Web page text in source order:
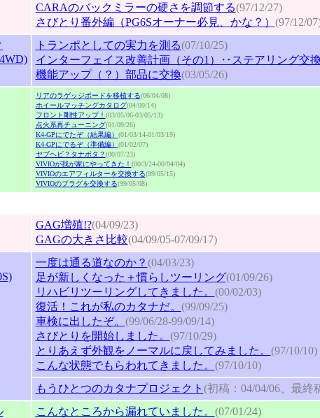
CARAのバックミラーの硬さを調節する(97/12/27)
さびとり番外編（PG6Sオーナー必見、かな？） (97/12/
トランポとしての実力を測る(07/10/25)
インターフェイス改善計画（その1）‥ステアリング交
機能アップ（？）部品に交換(03/05/26)
リアのラゲッジボードを移植する(06/04/08)
ホイールマッチングカタログ(04/09/14)
フロント剛性アップ！ (03/05/06-03/05/13)
点火系再チューニング(01/09/26)
K4-GPにでたぞ（結果編） (01/03/14-01/03/19)
K4-GPにでるぞ（準備編） (01/02/07)
ヤブヘビ？タナボタ？(00/07/23)
VIVIOが我が家にやってきた！ (00/3/24-00/04/04)
VIVIOのエアフィルターを交換する(99/05/15)
VIVIOのプラグを交換する(99/05/08)
GAG増殖!?(04/09/23)
GAGの大きさ比較(04/09/05-07/09/17)
一度は通る道なのか？ (04/03/23)
足が新しくなった＋慣らしツーリング(01/09/26)
リハビリツーリングしてきました。 (00/02/03)
復活！これが私のカタナだ。 (99/09/25)
車検に出したぞ。 (99/06/28-99/09/14)
さびとりを開始しました。 (97/10/29)
とりあえず外観をノーマルに戻してみました。 (97/10/10)
こんな状態でもらわれてきました。 (97/10/10)
もうひとつのカタナプロジェクト (初稿：04/04/06、最終
こんなところから漏れていました。 (07/01/24)